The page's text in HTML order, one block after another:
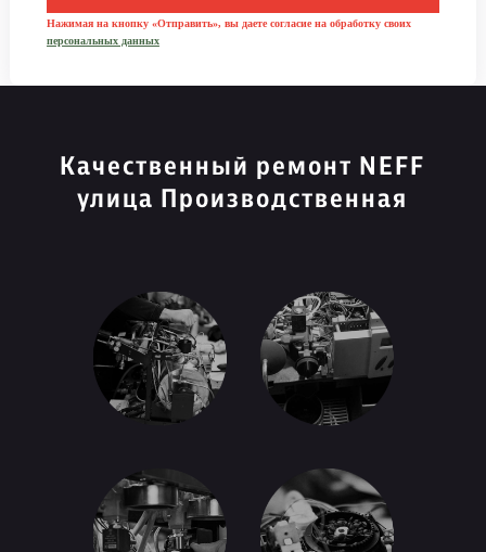
Нажимая на кнопку «Отправить», вы даете согласие на обработку своих
персональных данных
Качественный ремонт NEFF
улица Производственная